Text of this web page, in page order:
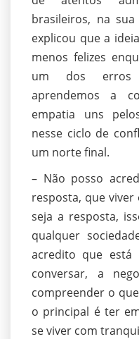
brasileiros, na
explicou que a
menos felizes
um dos erros
aprendemos a
empatia uns
nesse ciclo de
um norte final.
– Não posso
resposta, que
seja a resposta,
qualquer
acredito que
conversar, a
compreender o
o principal é ter
se viver com